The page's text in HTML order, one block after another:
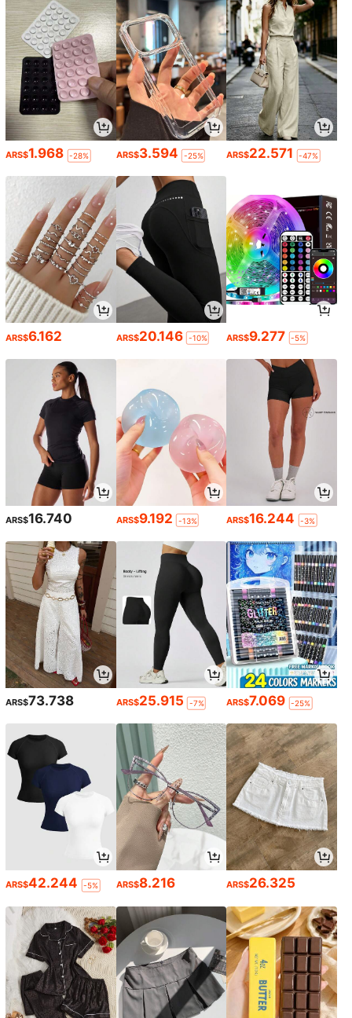
ARS$1.968 -28% ARS$3.594 -25% ARS$22.571 -47%
ARS$6.162 ARS$20.146 -10% ARS$9.277 -5%
ARS$16.740 ARS$9.192 -13% ARS$16.244 -3%
ARS$73.738 ARS$25.915 -7% ARS$7.069 -25%
ARS$42.244 -5% ARS$8.216 ARS$26.325